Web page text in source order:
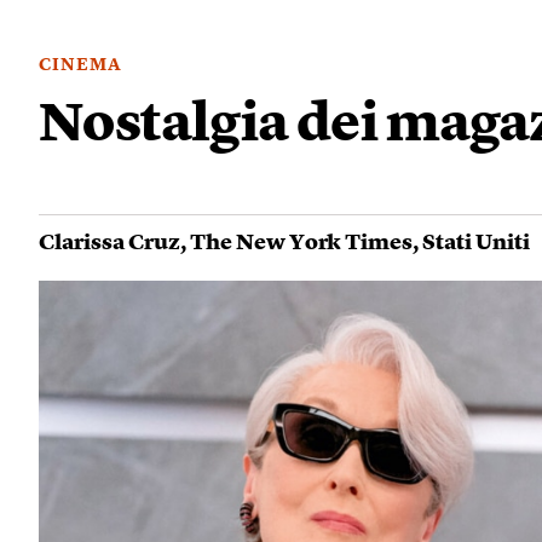
CINEMA
Nostalgia dei
Clarissa Cruz,The New York Times,Stati Uniti